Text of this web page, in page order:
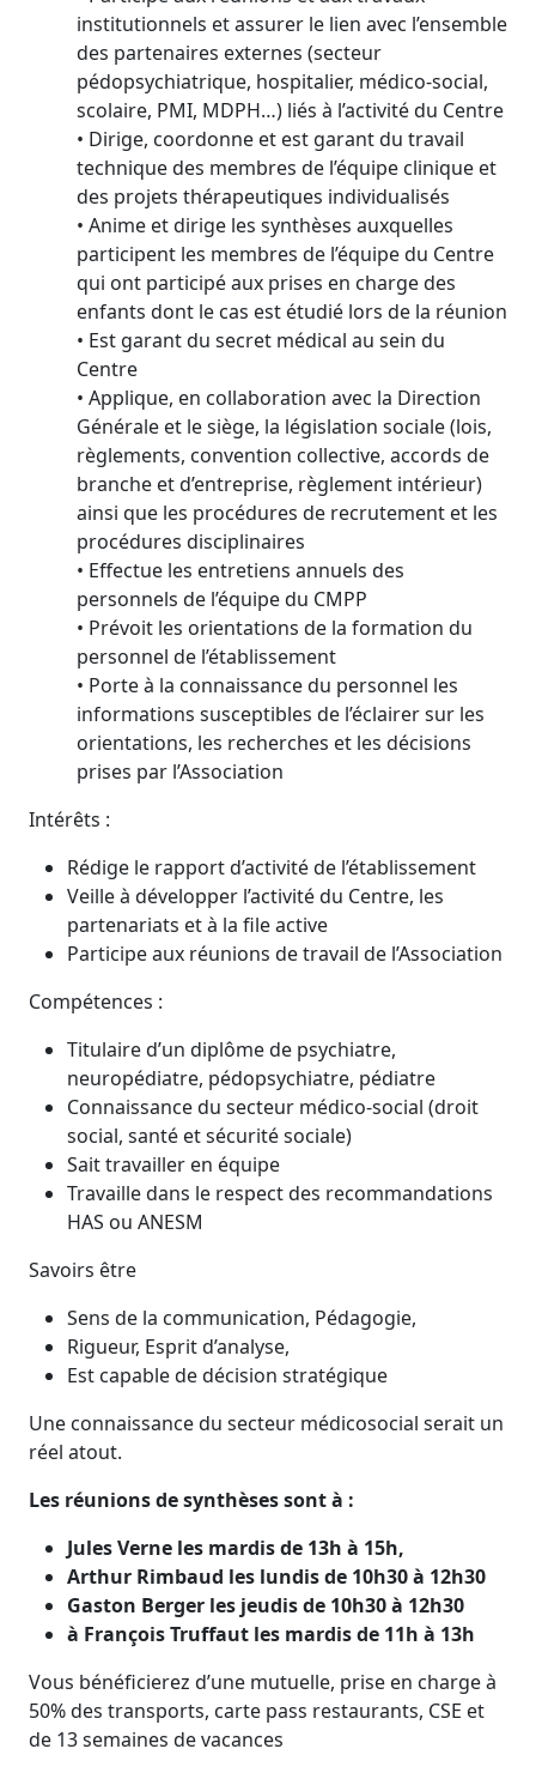
institutionnels et assurer le lien avec l’ensemble
des partenaires externes (secteur
pédopsychiatrique, hospitalier, médico-social,
scolaire, PMI, MDPH…) liés à l’activité du Centre
• Dirige, coordonne et est garant du travail
technique des membres de l’équipe clinique et
des projets thérapeutiques individualisés
• Anime et dirige les synthèses auxquelles
participent les membres de l’équipe du Centre
qui ont participé aux prises en charge des
enfants dont le cas est étudié lors de la réunion
• Est garant du secret médical au sein du
Centre
• Applique, en collaboration avec la Direction
Générale et le siège, la législation sociale (lois,
règlements, convention collective, accords de
branche et d’entreprise, règlement intérieur)
ainsi que les procédures de recrutement et les
procédures disciplinaires
• Effectue les entretiens annuels des
personnels de l’équipe du CMPP
• Prévoit les orientations de la formation du
personnel de l’établissement
• Porte à la connaissance du personnel les
informations susceptibles de l’éclairer sur les
orientations, les recherches et les décisions
prises par l’Association
Intérêts :
Rédige le rapport d’activité de l’établissement
Veille à développer l’activité du Centre, les
partenariats et à la file active
Participe aux réunions de travail de l’Association
Compétences :
Titulaire d’un diplôme de psychiatre,
neuropédiatre, pédopsychiatre, pédiatre
Connaissance du secteur médico-social (droit
social, santé et sécurité sociale)
Sait travailler en équipe
Travaille dans le respect des recommandations
HAS ou ANESM
Savoirs être
Sens de la communication, Pédagogie,
Rigueur, Esprit d’analyse,
Est capable de décision stratégique
Une connaissance du secteur médicosocial serait un
réel atout.
Les réunions de synthèses sont à :
Jules Verne les mardis de 13h à 15h,
Arthur Rimbaud les lundis de 10h30 à 12h30
Gaston Berger les jeudis de 10h30 à 12h30
à François Truffaut les mardis de 11h à 13h
Vous bénéficierez d’une mutuelle, prise en charge à
50% des transports, carte pass restaurants, CSE et
de 13 semaines de vacances